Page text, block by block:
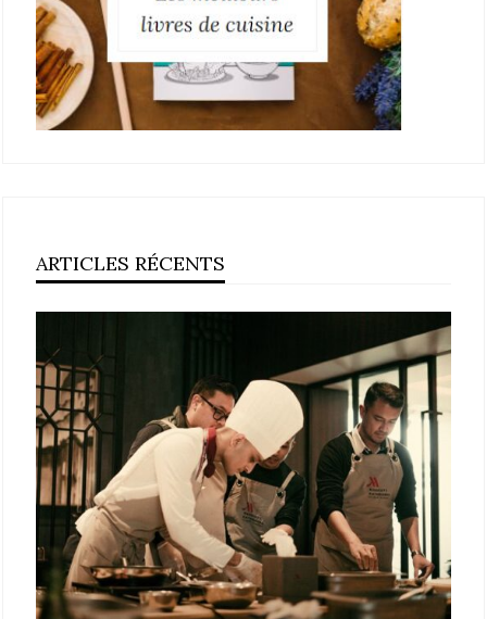
ARTICLES RÉCENTS